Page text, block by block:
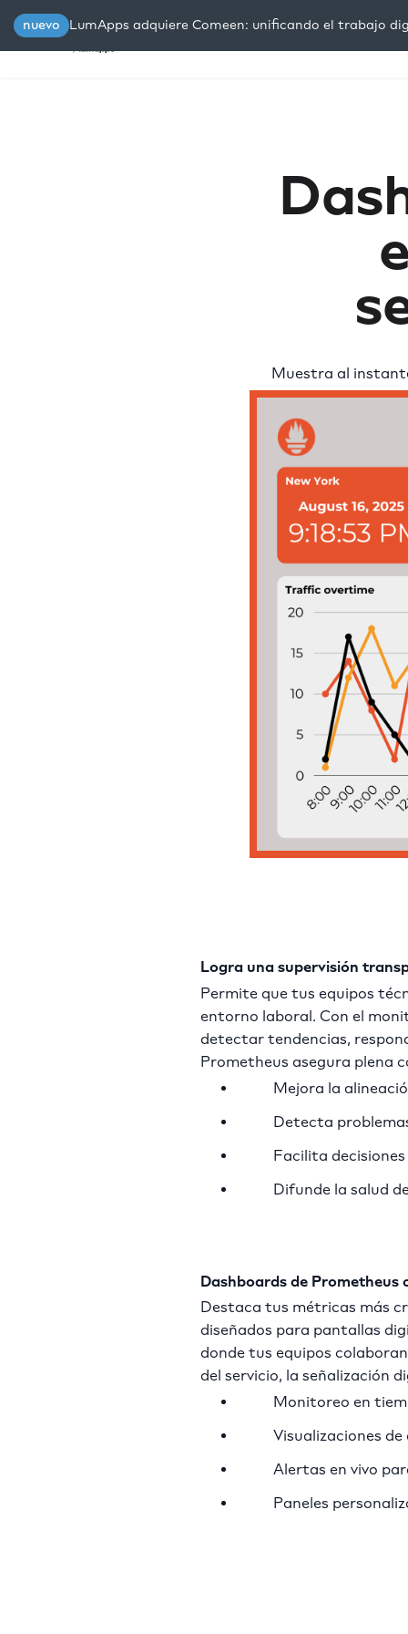
nuevo LumApps adquiere Comeen: unificando el trabajo
Muestra al
Logra una supervisión
Permite que tus equipos
entorno laboral. Con el
detectar tendencias,
Prometheus asegura plena
Mejora la
Detecta
Facilita
Difunde la salud
Dashboards de
Destaca tus métricas más
diseñados para pantallas
donde tus equipos
del servicio, la señalización
Monitoreo en
Visualizaciones
Alertas en vivo
Paneles